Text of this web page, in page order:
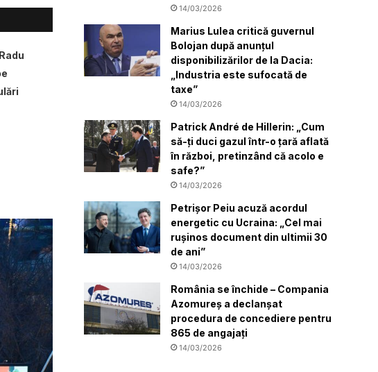
14/03/2026
Marius Lulea critică guvernul
Bolojan după anunțul
disponibilizărilor de la Dacia:
„Industria este sufocată de
taxe”
14/03/2026
Patrick André de Hillerin: „Cum
să-ți duci gazul într-o țară aflată
în război, pretinzând că acolo e
safe?”
14/03/2026
Petrișor Peiu acuză acordul
energetic cu Ucraina: „Cel mai
rușinos document din ultimii 30
de ani”
14/03/2026
România se închide – Compania
Azomureș a declanșat
procedura de concediere pentru
865 de angajați
14/03/2026